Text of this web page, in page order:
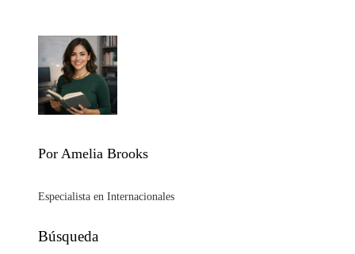
Por Amelia Brooks
Especialista en Internacionales
Búsqueda